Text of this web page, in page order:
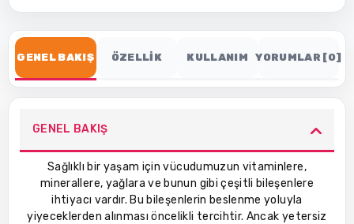
GENEL BAKIŞ ÖZELLİK KULLANIM YORUMLAR [0]
GENEL BAKIŞ
Sağlıklı bir yaşam için vücudumuzun vitaminlere,
minerallere, yağlara ve bunun gibi çeşitli bileşenlere
ihtiyacı vardır. Bu bileşenlerin beslenme yoluyla
yiyeceklerden alınması öncelikli tercihtir. Ancak yetersiz